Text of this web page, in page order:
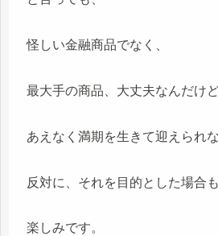
怪しい金融商品でなく、
最大手の商品、大丈夫なんだけど
あえなく満期を生きて迎えられ
反対に、それを目的とした場合
楽しみです。